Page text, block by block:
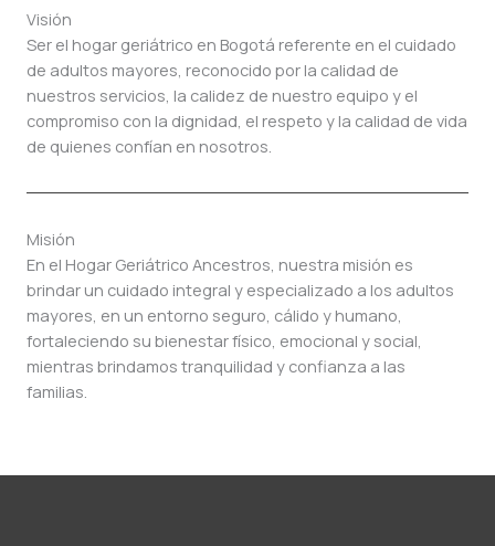
Visión
Ser el hogar geriátrico en Bogotá referente en el cuidado
de adultos mayores, reconocido por la calidad de
nuestros servicios, la calidez de nuestro equipo y el
compromiso con la dignidad, el respeto y la calidad de vida
de quienes confían en nosotros.
Misión
En el Hogar Geriátrico Ancestros, nuestra misión es
brindar un cuidado integral y especializado a los adultos
mayores, en un entorno seguro, cálido y humano,
fortaleciendo su bienestar físico, emocional y social,
mientras brindamos tranquilidad y confianza a las
familias.